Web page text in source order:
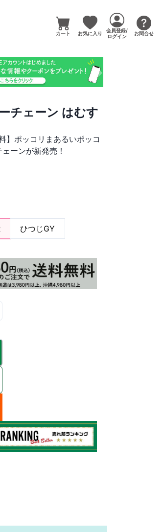
カート お気に入り
会員登録/
ログイン
お問合せ
チェーン はむす
】ポッコリまあるいポッコ
ーンが新発売！
ひつじGY